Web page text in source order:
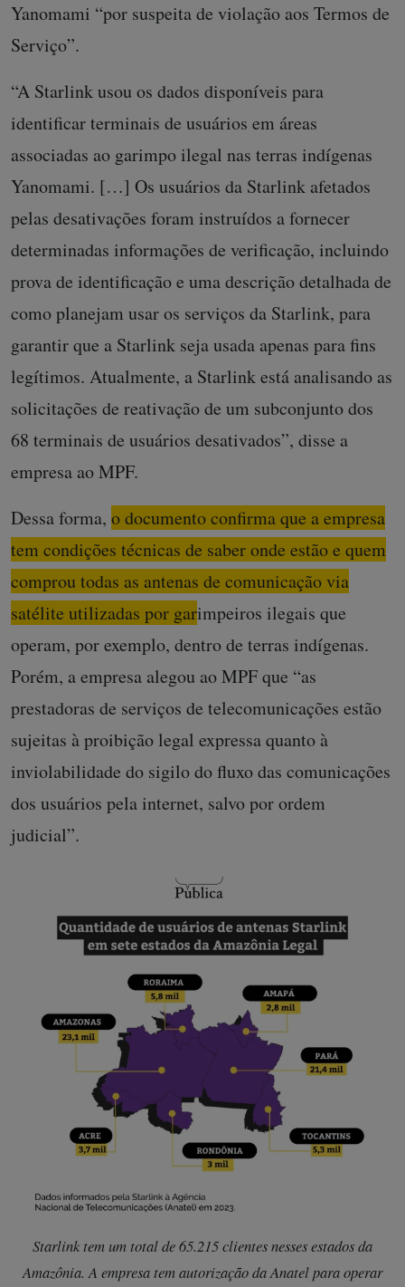
Yanomami “por suspeita de violação aos Termos de
Serviço”.
“A Starlink usou os dados disponíveis para
identificar terminais de usuários em áreas
associadas ao garimpo ilegal nas terras indígenas
Yanomami. […] Os usuários da Starlink afetados
pelas desativações foram instruídos a fornecer
determinadas informações de verificação, incluindo
prova de identificação e uma descrição detalhada de
como planejam usar os serviços da Starlink, para
garantir que a Starlink seja usada apenas para fins
legítimos. Atualmente, a Starlink está analisando as
solicitações de reativação de um subconjunto dos
68 terminais de usuários desativados”, disse a
empresa ao MPF.
Dessa forma, o documento confirma que a empresa
tem condições técnicas de saber onde estão e quem
comprou todas as antenas de comunicação via
satélite utilizadas por garimpeiros ilegais que
operam, por exemplo, dentro de terras indígenas.
Porém, a empresa alegou ao MPF que “as
prestadoras de serviços de telecomunicações estão
sujeitas à proibição legal expressa quanto à
inviolabilidade do sigilo do fluxo das comunicações
dos usuários pela internet, salvo por ordem
judicial”.
Starlink tem um total de 65.215 clientes nesses estados da
Amazônia. A empresa tem autorização da Anatel para operar